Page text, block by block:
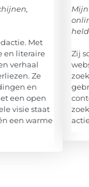
Met
en literaire
verhaal
Ze
en
een open
visie staat
een warme
Zij